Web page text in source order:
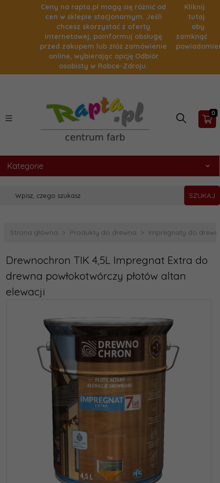
Ceny na rapta.pl mogą się różnić od
cen w sklepie stacjonarnym. Jeśli
chcesz skorzystać z oferty
internetowej, poinformuj obsługę
przed zakupem lub złóż zamówienie
online, wybierając opcję Odbiór
osobisty w Rabce-Zdroju.
Kliknij
tutaj
aby
zamknąć
0
Kategorie
SZUKAJ
Strona główna Produkty do drewna Impregnaty do
Drewnochron TIK 4,5L Impregnat Extra do
drewna powłokotwórczy płotów altan
elewacji